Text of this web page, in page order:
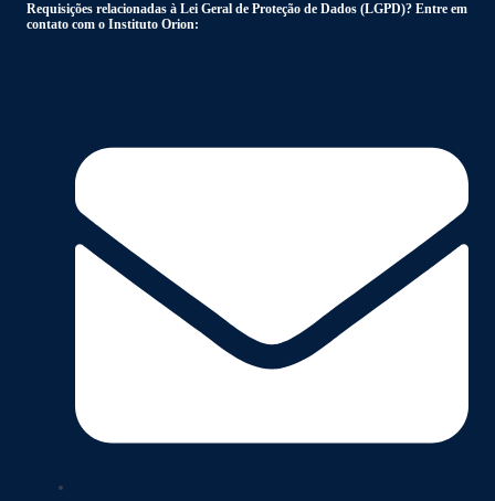
Requisições relacionadas à Lei Geral de Proteção de Dados (LGPD)? Entre em
contato com o Instituto Orion: